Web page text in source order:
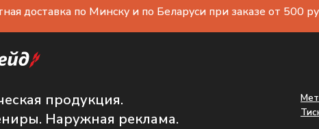
доставка по Минску и по Беларуси при заказе от 500
продукция.
Наружная реклама.